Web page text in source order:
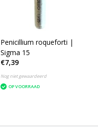
Penicillium roqueforti |
Sigma 15
€7,39
Nog niet gewaardeerd
OP VOORRAAD